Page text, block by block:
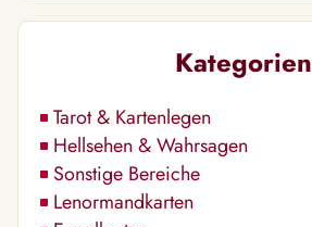
Kategorien
Tarot & Kartenlegen
Hellsehen & Wahrsagen
Sonstige Bereiche
Lenormandkarten